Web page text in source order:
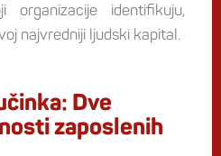
identifikuju,
najvredniji ljudski kapital.
Dve
zaposlenih